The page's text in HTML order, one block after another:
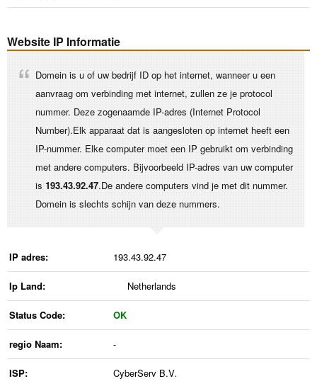
Website IP Informatie
Domein is u of uw bedrijf ID op het internet, wanneer u een
aanvraag om verbinding met internet, zullen ze je protocol
nummer. Deze zogenaamde IP-adres (Internet Protocol
Number).Elk apparaat dat is aangesloten op internet heeft een
IP-nummer. Elke computer moet een IP gebruikt om verbinding
met andere computers. Bijvoorbeeld IP-adres van uw computer
is 193.43.92.47.De andere computers vind je met dit nummer.
Domein is slechts schijn van deze nummers.
IP adres: 193.43.92.47
Ip Land: Netherlands
Status Code: OK
regio Naam: -
ISP: CyberServ B.V.